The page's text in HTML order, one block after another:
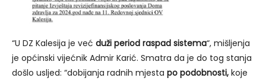
“U DZ Kalesija je već duži period raspad sistema“, mišljenja
je općinski vijećnik Admir Karić. Smatra da je do tog stanja
došlo usljed: “dobijanja radnih mjesta po podobnosti, koje